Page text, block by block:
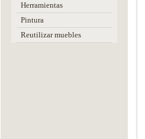
Herramientas
Pintura
Reutilizar muebles